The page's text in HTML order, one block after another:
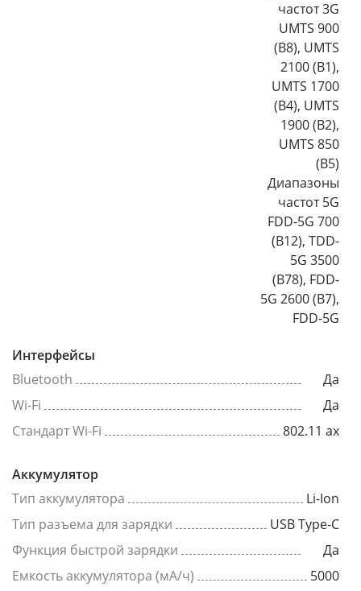
частот 3G
UMTS 900
(B8), UMTS
2100 (B1),
UMTS 1700
(B4), UMTS
1900 (B2),
UMTS 850
(B5)
Диапазоны
частот 5G
FDD-5G 700
(B12), TDD-
5G 3500
(B78), FDD-
5G 2600 (B7),
FDD-5G
Интерфейсы
Bluetooth
Да
Wi-Fi
Да
Стандарт Wi-Fi
802.11 ax
Аккумулятор
Тип аккумулятора
Li-Ion
Тип разъема для зарядки
USB Type-C
Функция быстрой зарядки
Да
Емкость аккумулятора (мА/ч)
5000